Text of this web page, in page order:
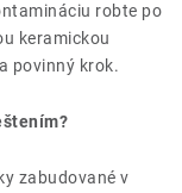
robte po
keramickou
povinný krok.
zabudované v